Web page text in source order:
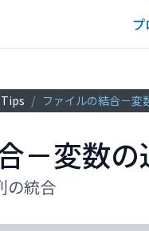
Tips / ファイルの結合－変
－変数の
の統合